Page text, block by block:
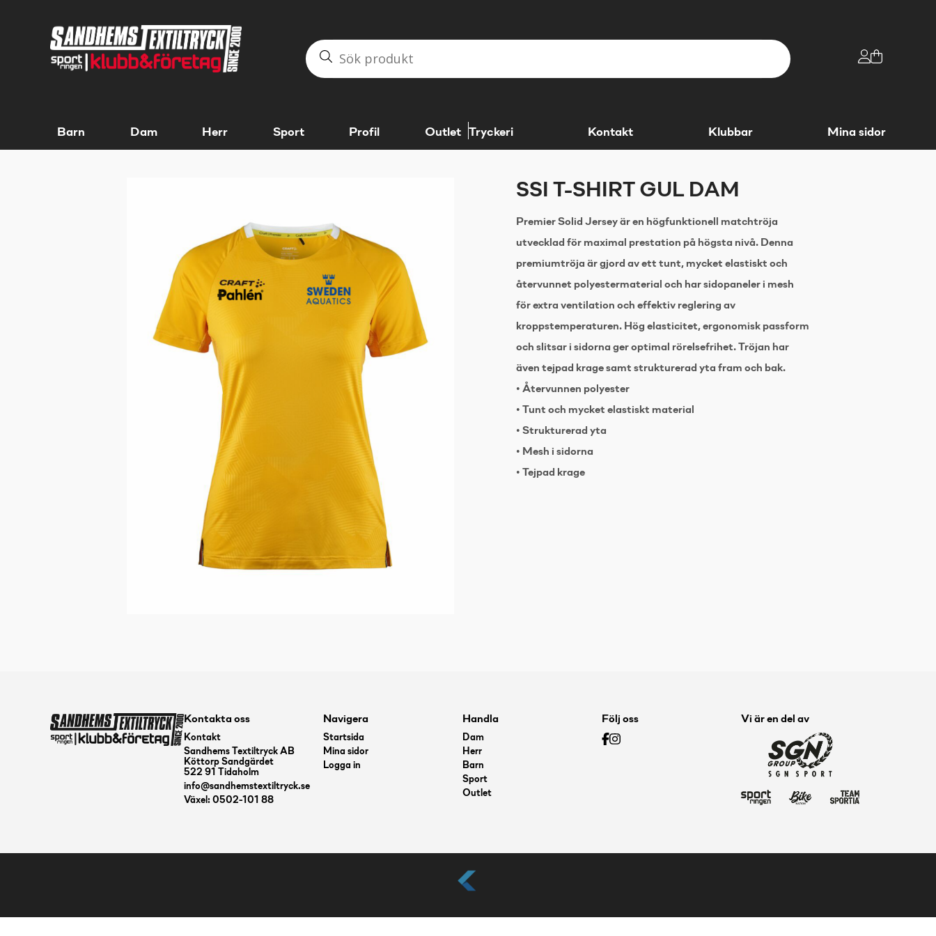
Barn Dam Herr Sport Profil Outlet Tryckeri Kontakt Klubbar Mina sidor
SSI T-SHIRT GUL DAM
Premier Solid Jersey är en högfunktionell matchtröja
utvecklad för maximal prestation på högsta nivå. Denna
premiumtröja är gjord av ett tunt, mycket elastiskt och
återvunnet polyestermaterial och har sidopaneler i mesh
för extra ventilation och effektiv reglering av
kroppstemperaturen. Hög elasticitet, ergonomisk passform
och slitsar i sidorna ger optimal rörelsefrihet. Tröjan har
även tejpad krage samt strukturerad yta fram och bak.
• Återvunnen polyester
• Tunt och mycket elastiskt material
• Strukturerad yta
• Mesh i sidorna
• Tejpad krage
Kontakta oss
Kontakt
Sandhems Textiltryck AB
Köttorp Sandgärdet
522 91 Tidaholm
info@sandhemstextiltryck.se
Växel: 0502-101 88
Navigera
Startsida
Mina sidor
Logga in
Handla
Dam
Herr
Barn
Sport
Outlet
Följ oss Vi är en del av